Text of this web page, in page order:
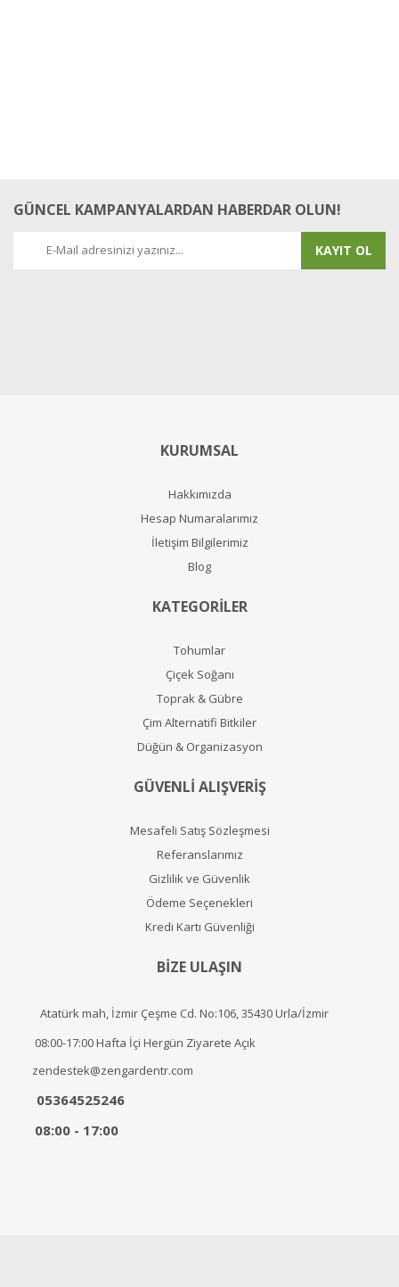
GÜNCEL KAMPANYALARDAN HABERDAR OLUN!
KAYIT OL
KURUMSAL
Hakkımızda
Hesap Numaralarımız
İletişim Bilgilerimiz
Blog
KATEGORİLER
Tohumlar
Çiçek Soğanı
Toprak & Gübre
Çim Alternatifi Bitkiler
Düğün & Organizasyon
GÜVENLİ ALIŞVERİŞ
Mesafeli Satış Sözleşmesi
Referanslarımız
Gizlilik ve Güvenlik
Ödeme Seçenekleri
Kredi Kartı Güvenliği
BİZE ULAŞIN
Atatürk mah, İzmir Çeşme Cd. No:106, 35430 Urla/İzmir
08:00-17:00 Hafta İçi Hergün Ziyarete Açık
zendestek@zengardentr.com
05364525246
08:00 - 17:00